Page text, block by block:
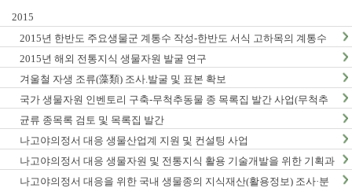
2015
2015년 한반도 주요생물군 계통수 작성-한반도 서식 고하목의 계통수
작성 및 DNA바코드 연구 (1차년도) 최종 결과보고서
2015년 해외 전통지식 생물자원 발굴 연구
겨울철 자생 조류(藻類) 조사.발굴 및 표본 확보
국가 생물자원 인벤토리 구축-무척추동물 종 목록집 발간 사업(무척추
동물-Ⅵ,Ⅶ)
균류 종목록 검토 및 목록집 발간
나고야의정서 대응 생물산업계 지원 및 컨설팅 사업
나고야의정서 대응 생물자원 및 전통지식 활용 기술개발을 위한 기획과
제
나고야의정서 대응을 위한 국내 생물종의 지식재산(활용정보) 조사·분